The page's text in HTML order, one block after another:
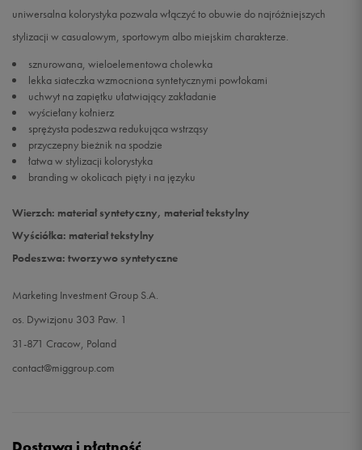
uniwersalna kolorystyka pozwala włączyć to obuwie do najróżniejszych
stylizacji w casualowym, sportowym albo miejskim charakterze.
sznurowana, wieloelementowa cholewka
lekka siateczka wzmocniona syntetycznymi powłokami
uchwyt na zapiętku ułatwiający zakładanie
wyściełany kołnierz
sprężysta podeszwa redukująca wstrząsy
przyczepny bieżnik na spodzie
łatwa w stylizacji kolorystyka
branding w okolicach pięty i na języku
Wierzch: materiał syntetyczny, materiał tekstylny
Wyściółka: materiał tekstylny
Podeszwa: tworzywo syntetyczne
Marketing Investment Group S.A.
os. Dywizjonu 303 Paw. 1
31-871 Cracow, Poland
contact@miggroup.com